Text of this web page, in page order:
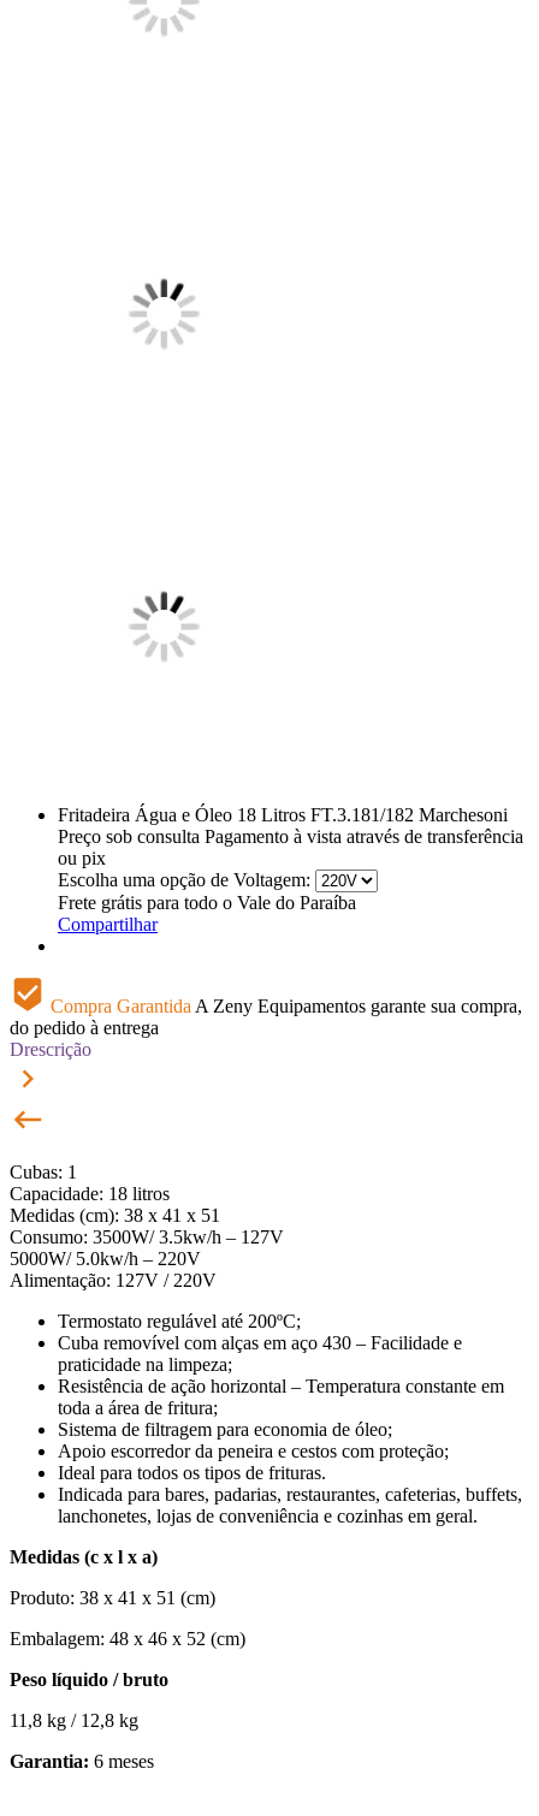
Fritadeira Água e Óleo 18 Litros FT.3.181/182 Marchesoni
Preço sob consulta Pagamento à vista através de transferência
ou pix
Escolha uma opção de Voltagem:
Frete grátis para todo o Vale do Paraíba
Compartilhar
beenhere Compra Garantida A Zeny Equipamentos garante sua compra,
do pedido à entrega
Drescrição
keyboard_arrow_right
keyboard_backspace
Cubas: 1
Capacidade: 18 litros
Medidas (cm): 38 x 41 x 51
Consumo: 3500W/ 3.5kw/h – 127V
5000W/ 5.0kw/h – 220V
Alimentação: 127V / 220V
Termostato regulável até 200ºC;
Cuba removível com alças em aço 430 – Facilidade e
praticidade na limpeza;
Resistência de ação horizontal – Temperatura constante em
toda a área de fritura;
Sistema de filtragem para economia de óleo;
Apoio escorredor da peneira e cestos com proteção;
Ideal para todos os tipos de frituras.
Indicada para bares, padarias, restaurantes, cafeterias, buffets,
lanchonetes, lojas de conveniência e cozinhas em geral.
Medidas (c x l x a)
Produto: 38 x 41 x 51 (cm)
Embalagem: 48 x 46 x 52 (cm)
Peso líquido / bruto
11,8 kg / 12,8 kg
Garantia: 6 meses